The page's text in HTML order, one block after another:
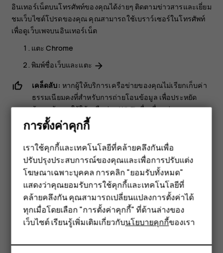
สมาร์ทโฟน
ฟีเจอร์โฟน
อุปกรณ์เสริม
แท็บเล็ต
อินเทอร์เน็ตบนโทรศัพท์ของคุณได้ง่ายๆ ติดตามข่าวสารและเยี่ยม
ชมเว็บไซต์โปรดของคุณ คุณสามารถใช้เบราว์เซอร์ในโทรศัพท์
เพื่อดูเว็บเพจบนอินเทอร์เน็ต
แตะChrome
พิมพ์ชื่อเว็บและแตะ arrow_forward
เคล็ดลับ: หากผู้ให้บริการเครือข่ายของคุณไม่เรียกเก็บค่า
ธรรมเนียมคงที่สำหรับการถ่ายโอนข้อมูล เพื่อประหยัด
ต้นทุนข้อมูล ให้ใช้เครือข่าย Wi-Fi เพื่อเชื่อมต่อ
อินเทอร์เน็ต
ค้นหาเว็บ
สำรวจเว็บและโลกภายนอกด้วย Google Search คุณสามารถใช้
แป้นพิมพ์เพื่อใส่คำค้นหาได้
ใน Chrome
แตะแถบค้นหา
เขียนคำค้นหาในช่องค้นหา
แตะarrow_forward
การตั้งค่าคุกกี้
เราใช้คุกกี้และเทคโนโลยีที่คล้ายคลึงกันเพื่อ
ปรับปรุงประสบการณ์ของคุณและเพื่อการปรับแต่ง
โฆษณาเฉพาะบุคคล การคลิก "ยอมรับทั้งหมด"
แสดงว่าคุณยอมรับการใช้คุกกี้และเทคโนโลยีที่
คล้ายคลึงกัน คุณสามารถเปลี่ยนแปลงการตั้งค่าได้
ทุกเมื่อโดยเลือก "การตั้งค่าคุกกี้" ที่ด้านล่างของ
เว็บไซต์ เรียนรู้เพิ่มเติมเกี่ยวกับนโยบายคุกกี้ของเรา